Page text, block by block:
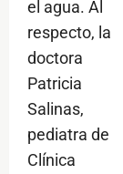
el agua. Al
respecto, la
doctora
Patricia
Salinas,
pediatra de
Clínica